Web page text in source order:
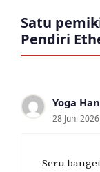
Satu
Pendiri
Yoga
28 Juni
Seru